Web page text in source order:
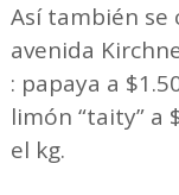
Así también se
avenida
: papaya a
limón “taity” a
el kg.